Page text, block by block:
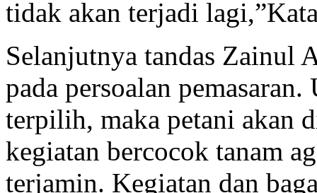
tidak akan terjadi
Selanjutnya tandas Zainul
pada persoalan
terpilih, maka petani akan
kegiatan bercocok tanam
terjamin. Kegiatan dan